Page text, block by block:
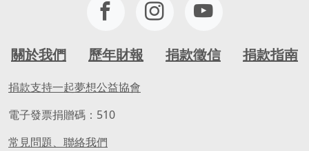
關於我們 歷年財報 捐款徵信 捐款指南
捐款支持一起夢想公益協會
電子發票捐贈碼：510
常見問題、聯絡我們